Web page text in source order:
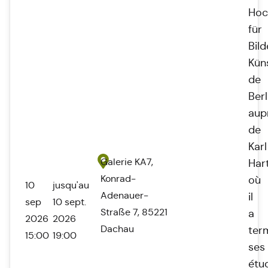
10
sep
2026
15:00
jusqu'au
10 sept.
2026
19:00
Galerie KA7,
Konrad-
Adenauer-
Straße 7, 85221
Dachau
für
de
de
Karl
où
il
a
ses